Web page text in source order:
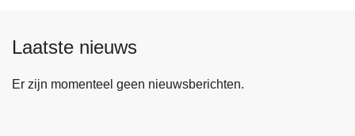
Laatste nieuws
Er zijn momenteel geen nieuwsberichten.